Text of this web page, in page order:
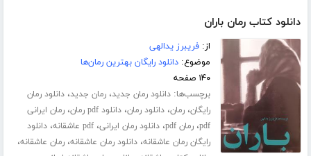
دانلود کتاب رمان باران
از:فریبرز یدالهی
موضوع:دانلود رایگان بهترین رمان‌ها
۱۴۰ صفحه
برچسب‌ها:دانلود رمان جدید،رمان جدید،دانلود رمان
رایگان،رمان،دانلود رمان،دانلود pdf رمان ،رمان ایرانی
pdf،رمان pdf ،دانلود رمان ایرانی،pdf عاشقانه ،دانلود
رایگان رمان عاشقانه،دانلود رمان عاشقانه،رمان عاشقانه،